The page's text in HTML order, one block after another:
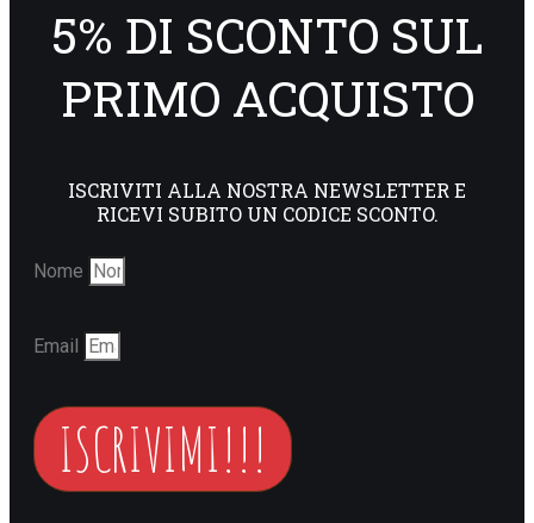
5% DI SCONTO SUL
PRIMO ACQUISTO
ISCRIVITI ALLA NOSTRA NEWSLETTER E
RICEVI SUBITO UN CODICE SCONTO.
Nome
Email
ISCRIVIMI!!!